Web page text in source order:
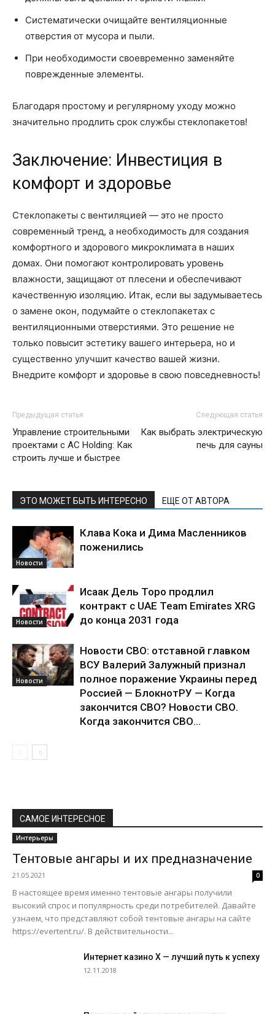
Систематически очищайте вентиляционные
отверстия от мусора и пыли.
При необходимости своевременно заменяйте
поврежденные элементы.
Благодаря простому и регулярному уходу можно
значительно продлить срок службы стеклопакетов!
Заключение: Инвестиция в
комфорт и здоровье
Стеклопакеты с вентиляцией — это не просто
современный тренд, а необходимость для создания
комфортного и здорового микроклимата в наших
домах. Они помогают контролировать уровень
влажности, защищают от плесени и обеспечивают
качественную изоляцию. Итак, если вы задумываетесь
о замене окон, подумайте о стеклопакетах с
вентиляционными отверстиями. Это решение не
только повысит эстетику вашего интерьера, но и
существенно улучшит качество вашей жизни.
Внедрите комфорт и здоровье в свою повседневность!
Предыдущая статья
Управление строительными
проектами с AC Holding: Как
строить лучше и быстрее
Следующая статья
Как выбрать электрическую
печь для сауны
ЭТО МОЖЕТ БЫТЬ ИНТЕРЕСНО ЕЩЕ ОТ АВТОРА
Новости
Клава Кока и Дима Масленников
поженились
Новости
Исаак Дель Торо продлил
контракт с UAE Team Emirates XRG
до конца 2031 года
Новости
Новости СВО: отставной главком
ВСУ Валерий Залужный признал
полное поражение Украины перед
Россией — БлокнотРУ — Когда
закончится СВО? Новости СВО.
Когда закончится СВО...
САМОЕ ИНТЕРЕСНОЕ
Интерьеры
Тентовые ангары и их предназначение
21.05.2021 0
В настоящее время именно тентовые ангары получили
высокий спрос и популярность среди потребителей. Давайте
узнаем, что представляют собой тентовые ангары на сайте
https://evertent.ru/. В действительности...
Интернет казино X — лучший путь к успеху
12.11.2018